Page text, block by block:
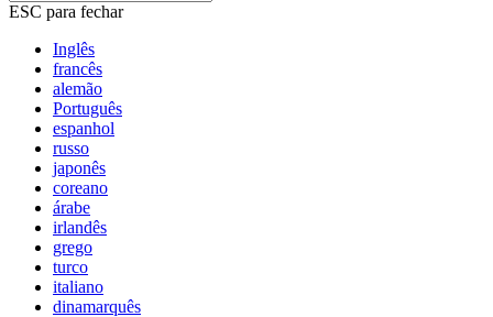
ESC para fechar
Inglês
francês
alemão
Português
espanhol
russo
japonês
coreano
árabe
irlandês
grego
turco
italiano
dinamarquês